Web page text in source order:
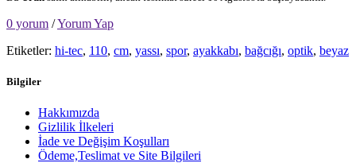
0 yorum /Yorum Yap
Etiketler: hi-tec, 110, cm, yassı, spor, ayakkabı, bağcığı, optik, beyaz
Bilgiler
Hakkımızda
Gizlilik İlkeleri
İade ve Değişim Koşulları
Ödeme,Teslimat ve Site Bilgileri